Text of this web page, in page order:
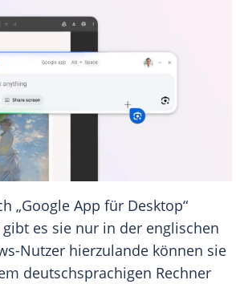
„Google App für Desktop“
es sie nur in der englischen
Nutzer hierzulande können sie
deutschsprachigen Rechner